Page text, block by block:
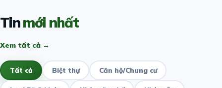
Tinmới nhất
Xem tất cả →
Tất cả Biệt thự Căn hộ/Chung cư